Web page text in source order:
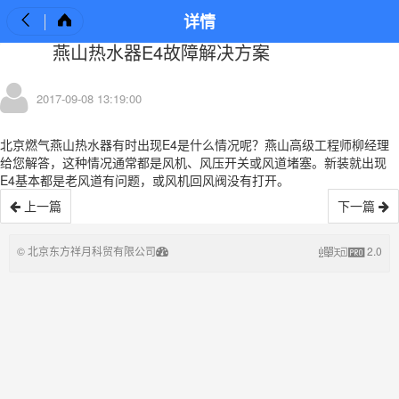
详情
燕山热水器E4故障解决方案
2017-09-08 13:19:00
北京燃气燕山热水器有时出现E4是什么情况呢？燕山高级工程师柳经理
给您解答，这种情况通常都是风机、风压开关或风道堵塞。新装就出现
E4基本都是老风道有问题，或风机回风阀没有打开。
上一篇
下一篇
©北京东方祥月科贸有限公司 2.0